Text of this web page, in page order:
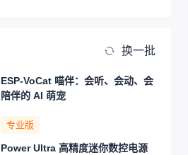
换一批
ESP-VoCat 喵伴：会听、会动、会
陪伴的 AI 萌宠
专业版
Power Ultra 高精度迷你数控电源